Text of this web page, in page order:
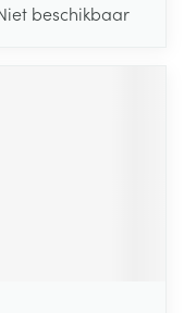
beschikbaar